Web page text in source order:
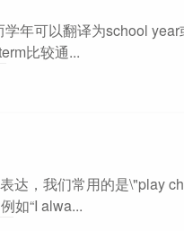
年可以翻译为school year
比较通...
达，我们常用的是\"play
如“I alwa...